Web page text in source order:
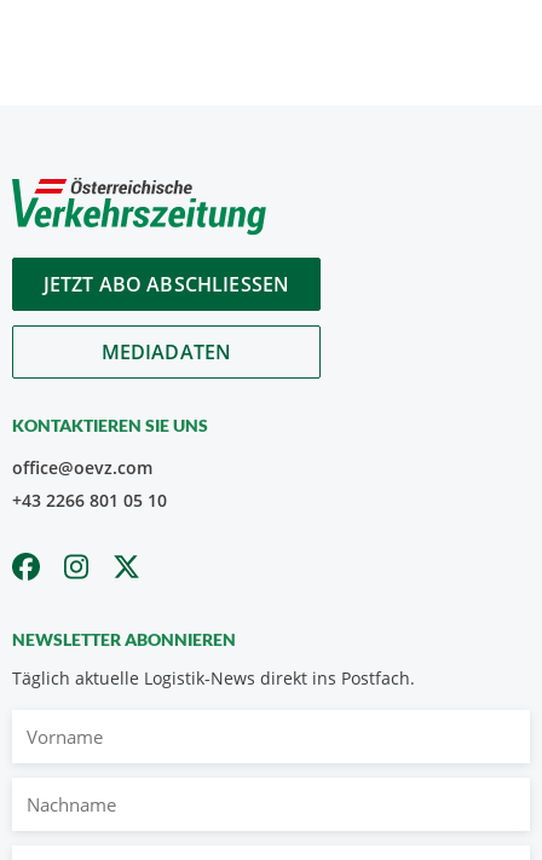
JETZT ABO ABSCHLIESSEN
MEDIADATEN
KONTAKTIEREN SIE UNS
office@oevz.com
+43 2266 801 05 10
NEWSLETTER ABONNIEREN
Täglich aktuelle Logistik-News direkt ins Postfach.
Nachname